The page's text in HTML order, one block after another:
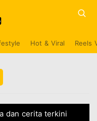
Hot & Viral Reels
dan cerita terkini